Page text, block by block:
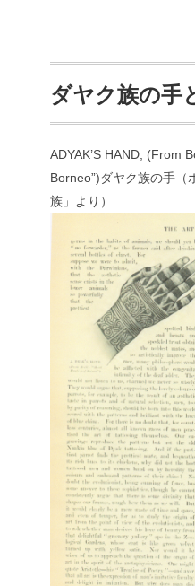
ダヤク族の手
ADYAK’S HAND, (From
Borneo”)ダヤク族の手（
族」より）